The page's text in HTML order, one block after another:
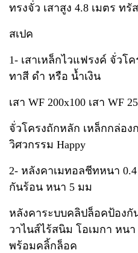
ทรงจั่ว เสาสูง 4.8 เมตร ทรั
สเปค
1- เสาเหล็กไวแฟรงค์ จั่วโ
ทาสี ดำ หรือ น้ำเงิน
เสา WF 200x100 เสา WF
จั่วโครงถักหลัก เหล็กกล่อ
วิศวกรรม Happy
2- หลังคาเมทอลชีทหนา
กันร้อน หนา 5 มม
หลังคาระบบคลิปล็อคป้องกั
วาไนส์ไร้สนิม โอเมกา หน
พร้อมคลิ้กล็อค